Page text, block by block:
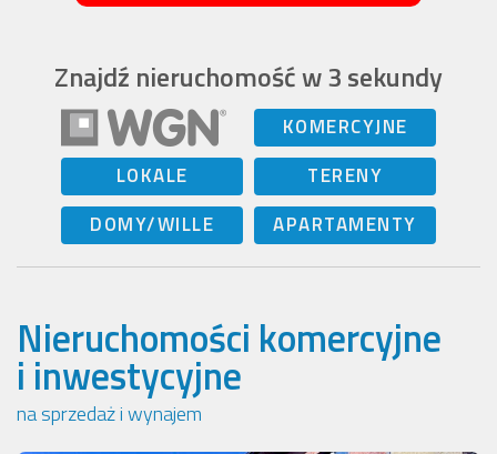
Znajdź nieruchomość w 3 sekundy
KOMERCYJNE
LOKALE
TERENY
DOMY/WILLE
APARTAMENTY
Nieruchomości komercyjne
i inwestycyjne
na sprzedaż i wynajem